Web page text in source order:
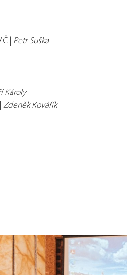
| Petr Suška
Károly
Zdeněk Kovářík